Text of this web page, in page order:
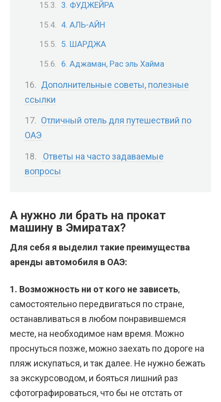
3. ФУДЖЕЙРА
4. АЛЬ-АЙН
5. ШАРДЖА
6. Аджаман, Рас эль Хайма
Дополнительные советы, полезные
ссылки
Отличный отель для путешествий по
ОАЭ
Ответы на часто задаваемые
вопросы
А нужно ли брать на прокат
машину в Эмиратах?
Для себя я выделил такие преимущества
аренды автомобиля в ОАЭ:
1. Возможность ни от кого не зависеть,
самостоятельно передвигаться по стране,
останавливаться в любом понравившемся
месте, на необходимое нам время. Можно
проснуться позже, можно заехать по дороге на
пляж искупаться, и так далее. Не нужно бежать
за экскурсоводом, и бояться лишний раз
сфотографироваться, что бы не отстать от